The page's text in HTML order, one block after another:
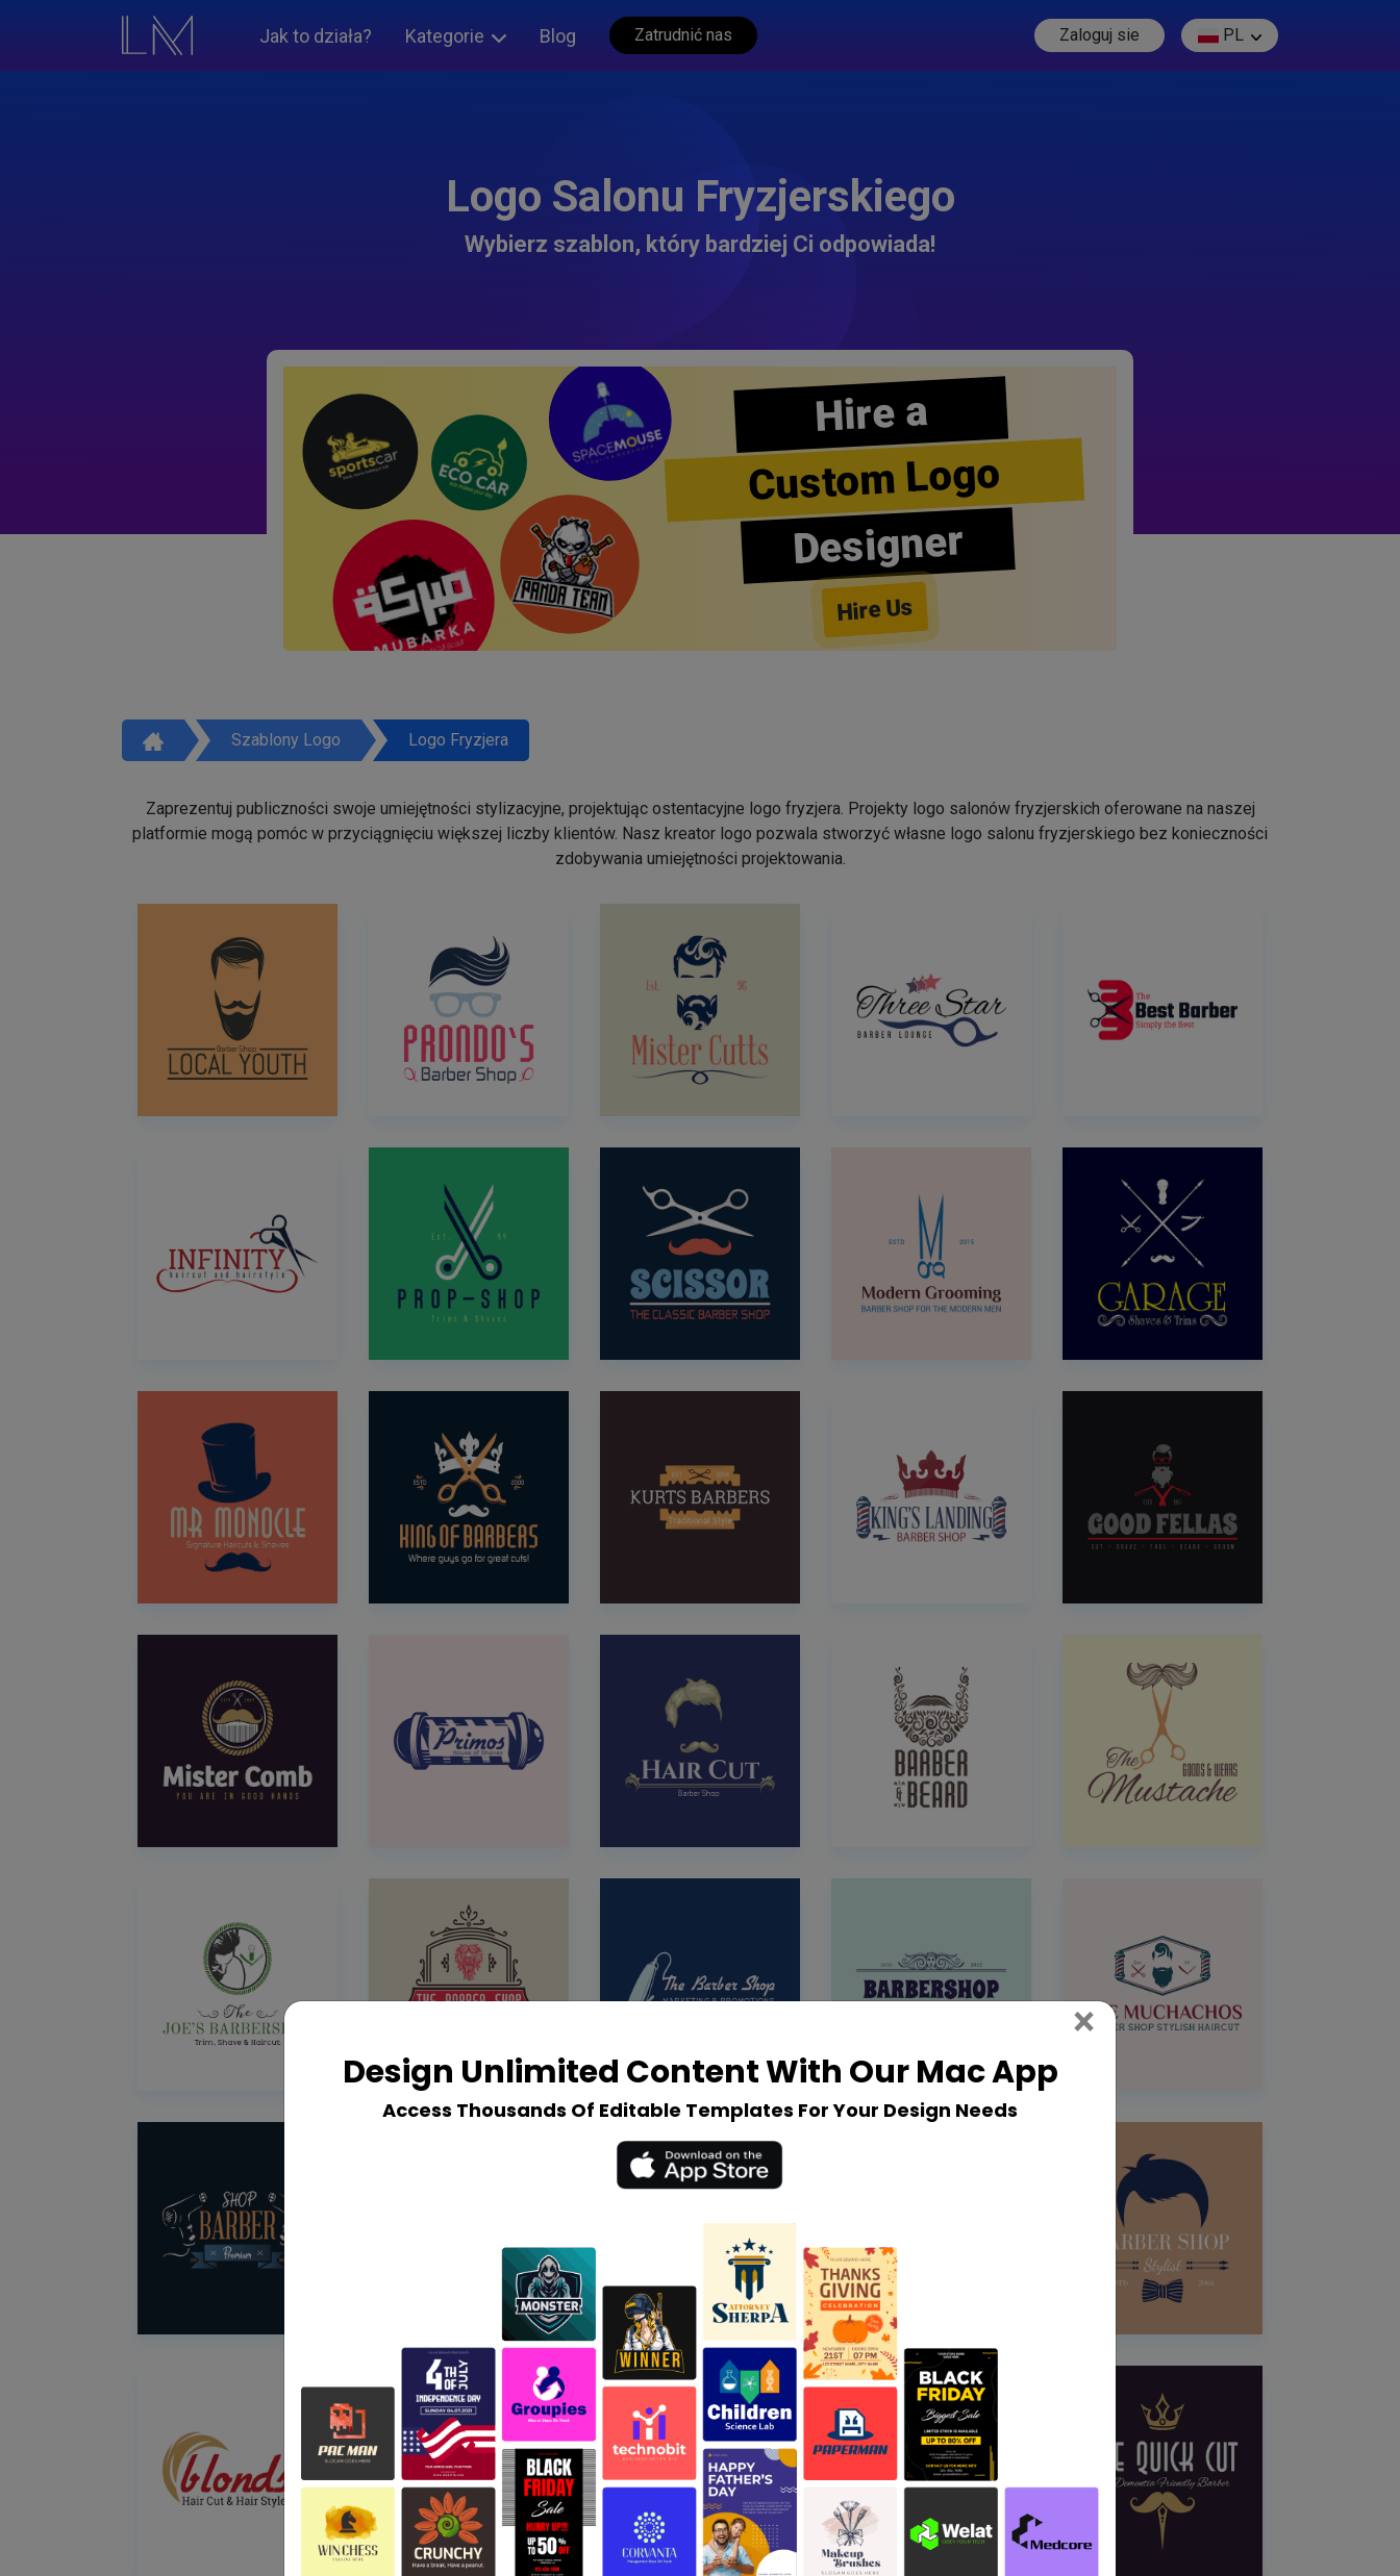
Jak to działa? Kategorie Blog Zatrudnić nas Zaloguj sie PL
Logo Salonu Fryzjerskiego
Wybierz szablon, który bardziej Ci odpowiada!
Hire a
Custom Logo
Designer
Hire Us
Szablony Logo Logo Fryzjera
Zaprezentuj publiczności swoje umiejętności stylizacyjne, projektując ostentacyjne logo fryzjera. Projekty logo salonów fryzjerskich oferowane na naszej
platformie mogą pomóc w przyciągnięciu większej liczby klientów. Nasz kreator logo pozwala stworzyć własne logo salonu fryzjerskiego bez konieczności
zdobywania umiejętności projektowania.
Design Unlimited Content With Our Mac App
Access Thousands Of Editable Templates For Your Design Needs
× Close